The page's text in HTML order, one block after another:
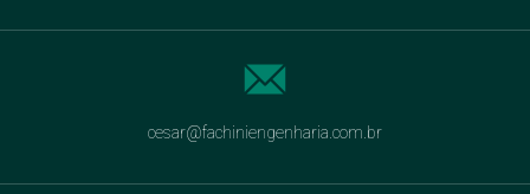
cesar@fachiniengenharia.com.br